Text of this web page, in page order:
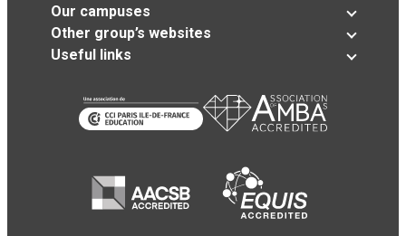
Our campuses
Other group’s websites
Useful links